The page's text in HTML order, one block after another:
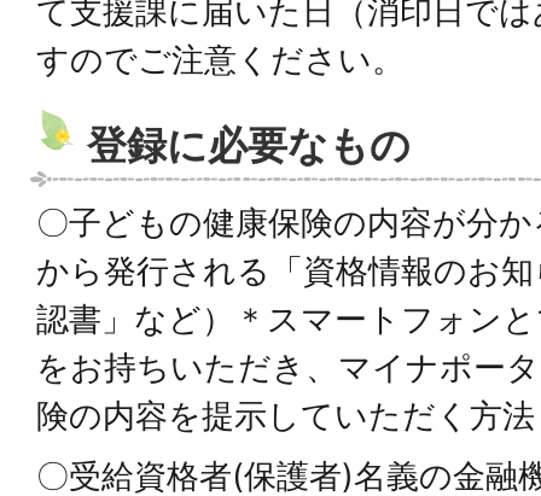
て支援課に届いた日（消印日で
すのでご注意ください。
登録に必要なもの
〇子どもの健康保険の内容が分
から発行される「資格情報のお
認書」など）＊スマートフォン
をお持ちいただき、マイナポー
険の内容を提示していただく方
〇受給資格者(保護者)名義の金融